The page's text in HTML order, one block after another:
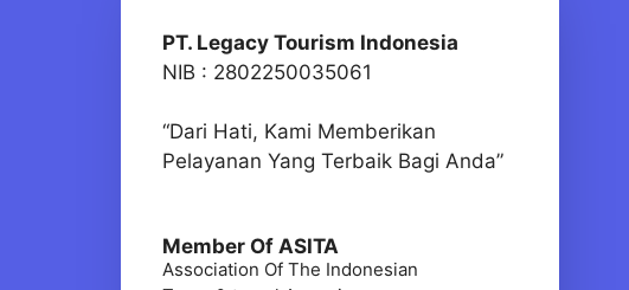
PT. Legacy Tourism Indonesia
NIB : 2802250035061
“Dari Hati, Kami Memberikan
Pelayanan Yang Terbaik Bagi Anda”
Member Of ASITA
Association Of The Indonesian